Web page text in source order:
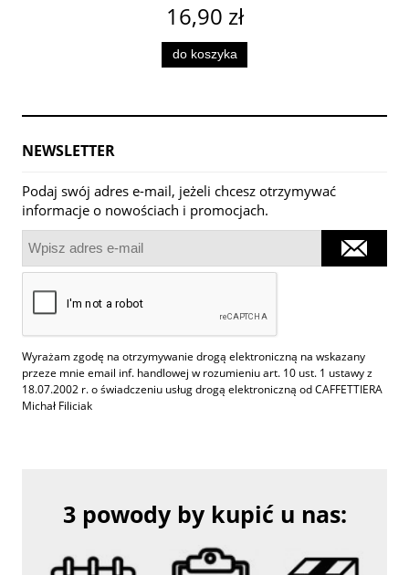
16,90 zł
do koszyka
NEWSLETTER
Podaj swój adres e-mail, jeżeli chcesz otrzymywać
informacje o nowościach i promocjach.
Wyrażam zgodę na otrzymywanie drogą elektroniczną na wskazany
przeze mnie email inf. handlowej w rozumieniu art. 10 ust. 1 ustawy z
18.07.2002 r. o świadczeniu usług drogą elektroniczną od CAFFETTIERA
Michał Filiciak
3 powody by kupić u nas: